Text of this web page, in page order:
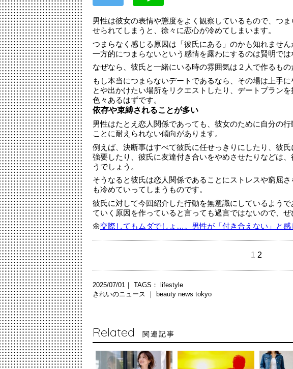
男性は彼女の表情や態度をよく観察しているもので、つ
せられてしまうと、徐々に恋心が冷めてしまいます。
つまらなく感じる原因は「彼氏にある」のかも知れません
一方的につまらないという感情を露わにするのは賢明では
なぜなら、彼氏と一緒にいる時の雰囲気は２人で作るもの
もし本当につまらないデートであるなら、その場は上手
とや出かけたい場所をリクエストしたり、デートプラン
色々あるはずです。
依存や束縛されることが多い
男性はたとえ恋人関係であっても、彼女のために自分の
ことに耐えられない傾向があります。
例えば、決断事はすべて彼氏に任せっきりにしたり、彼
強要したり、彼氏に友達付き合いをやめさせたりなどは
うでしょう。
そうなると彼氏は恋人関係であることにストレスや窮屈
も冷めていってしまうものです。
彼氏に対して今回紹介した行動を無意識にしているよう
ていく原因を作っていると言っても過言ではないので、ぜ
🌼交際してもムダでしょ…。男性が「付き合えない」と感
1 2
2025/07/01｜ TAGS：
lifestyle
きれいのニュース ｜
beauty news tokyo
Related 関連記事